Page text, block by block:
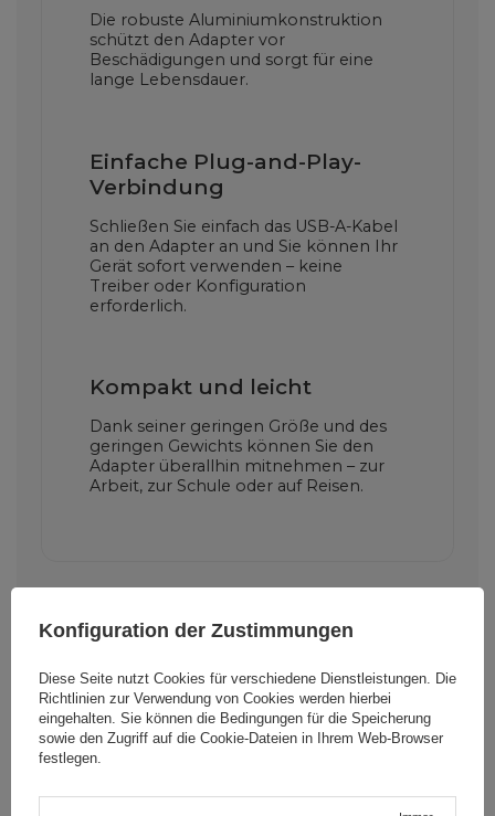
Die robuste Aluminiumkonstruktion
schützt den Adapter vor
Beschädigungen und sorgt für eine
lange Lebensdauer.
Einfache Plug-and-Play-
Verbindung
Schließen Sie einfach das USB-A-Kabel
an den Adapter an und Sie können Ihr
Gerät sofort verwenden – keine
Treiber oder Konfiguration
erforderlich.
Kompakt und leicht
Dank seiner geringen Größe und des
geringen Gewichts können Sie den
Adapter überallhin mitnehmen – zur
Arbeit, zur Schule oder auf Reisen.
Cena sugerowana 3,49 EUR / Stk
Konfiguration der Zustimmungen
Diese Seite nutzt Cookies für verschiedene Dienstleistungen. Die
Richtlinien zur Verwendung von Cookies werden hierbei
eingehalten. Sie können die Bedingungen für die Speicherung
sowie den Zugriff auf die Cookie-Dateien in Ihrem Web-Browser
festlegen.